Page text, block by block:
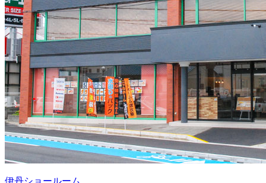
伊丹ショールーム